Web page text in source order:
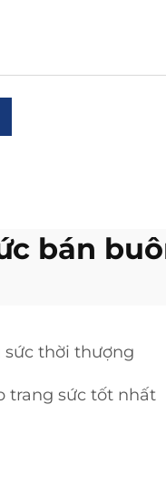
bán
sức thời thượng
trang sức tốt nhất